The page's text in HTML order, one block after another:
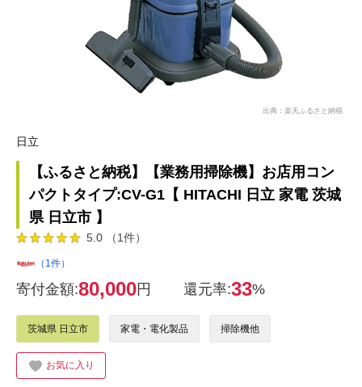
出典：楽天ふるさと納税
日立
【ふるさと納税】【業務用掃除機】お店用コン
パクトタイプ:CV-G1【 HITACHI 日立 家電 茨城
県 日立市 】
5.0 （1件）
（1件）
寄付金額:80,000円 還元率:33%
茨城県 日立市 家電・電化製品 掃除機他
お気に入り